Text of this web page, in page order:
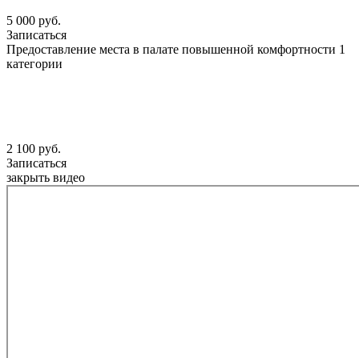
5 000 руб.
Записаться
Предоставление места в палате повышенной комфортности 1
категории
2 100 руб.
Записаться
закрыть видео